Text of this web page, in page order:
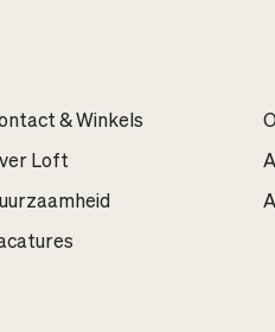
& Winkels
Loft